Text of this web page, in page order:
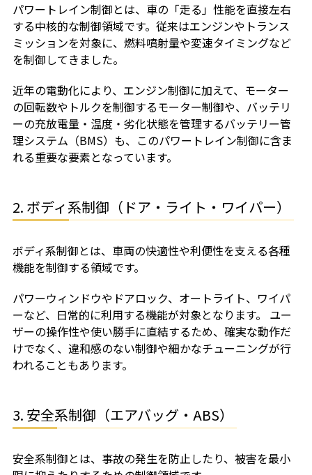
パワートレイン制御とは、車の「走る」性能を直接左右
する中核的な制御領域です。従来はエンジンやトランス
ミッションを対象に、燃料噴射量や変速タイミングなど
を制御してきました。
近年の電動化により、エンジン制御に加えて、モーター
の回転数やトルクを制御するモーター制御や、バッテリ
ーの充放電量・温度・劣化状態を管理するバッテリー管
理システム（BMS）も、このパワートレイン制御に含ま
れる重要な要素となっています。
2. ボディ系制御（ドア・ライト・ワイパー）
ボディ系制御とは、車両の快適性や利便性を支える各種
機能を制御する領域です。
パワーウィンドウやドアロック、オートライト、ワイパ
ーなど、日常的に利用する機能が対象となります。 ユー
ザーの操作性や使い勝手に直結するため、確実な動作だ
けでなく、違和感のない制御や細かなチューニングが行
われることもあります。
3. 安全系制御（エアバッグ・ABS）
安全系制御とは、事故の発生を防止したり、被害を最小